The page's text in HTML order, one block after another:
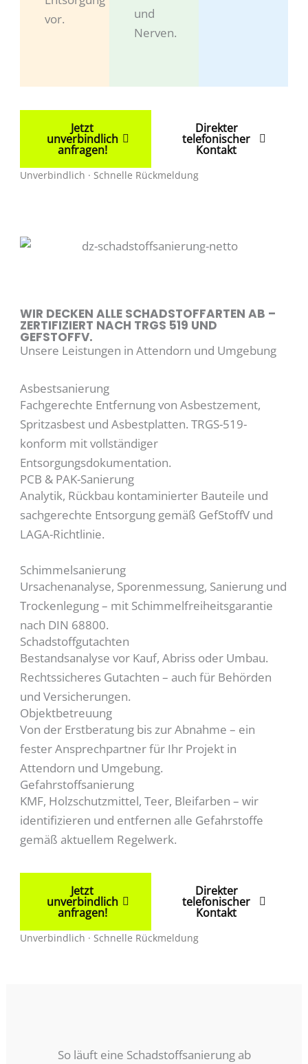
vor.
und
Nerven.
Jetzt
unverbindlich
anfragen!
Direkter
telefonischer
Kontakt
Unverbindlich · Schnelle Rückmeldung
WIR DECKEN ALLE SCHADSTOFFARTEN AB –
ZERTIFIZIERT NACH TRGS 519 UND
GEFSTOFFV.
Unsere Leistungen in Attendorn und Umgebung
Asbestsanierung
Fachgerechte Entfernung von Asbestzement,
Spritzasbest und Asbestplatten. TRGS-519-
konform mit vollständiger
Entsorgungsdokumentation.
PCB & PAK-Sanierung
Analytik, Rückbau kontaminierter Bauteile und
sachgerechte Entsorgung gemäß GefStoffV und
LAGA-Richtlinie.
Schimmelsanierung
Ursachenanalyse, Sporenmessung, Sanierung und
Trockenlegung – mit Schimmelfreiheitsgarantie
nach DIN 68800.
Schadstoffgutachten
Bestandsanalyse vor Kauf, Abriss oder Umbau.
Rechtssicheres Gutachten – auch für Behörden
und Versicherungen.
Objektbetreuung
Von der Erstberatung bis zur Abnahme – ein
fester Ansprechpartner für Ihr Projekt in
Attendorn und Umgebung.
Gefahrstoffsanierung
KMF, Holzschutzmittel, Teer, Bleifarben – wir
identifizieren und entfernen alle Gefahrstoffe
gemäß aktuellem Regelwerk.
Jetzt
unverbindlich
anfragen!
Direkter
telefonischer
Kontakt
Unverbindlich · Schnelle Rückmeldung
So läuft eine Schadstoffsanierung ab